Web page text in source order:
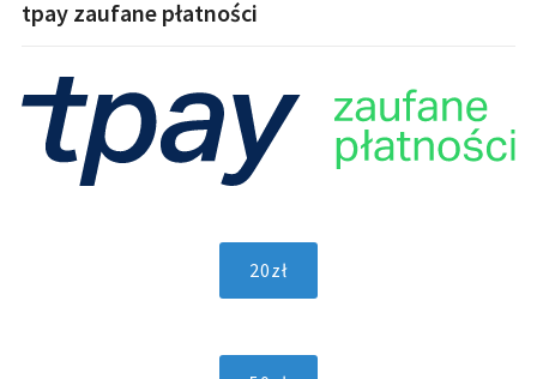
tpay zaufane płatności